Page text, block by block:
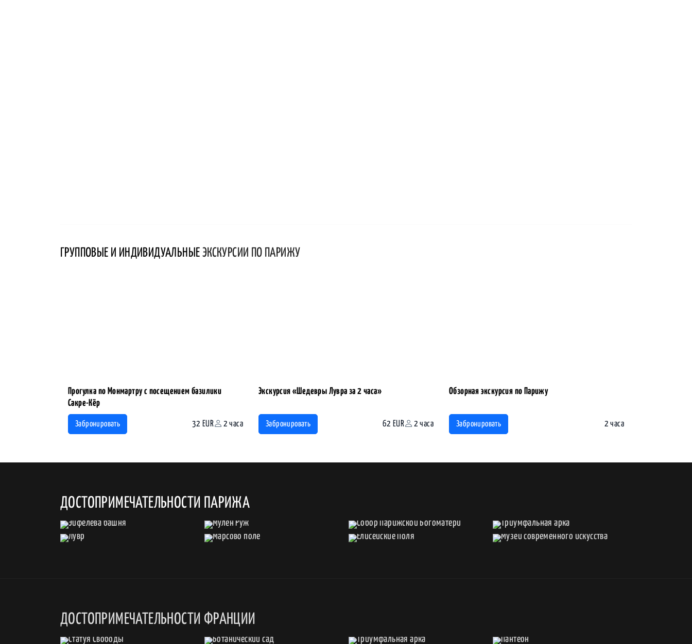
ГРУППОВЫЕ И ИНДИВИДУАЛЬНЫЕ ЭКСКУРСИИ ПО ПАРИЖУ
Прогулка по Монмартру с посещением базилики
Сакре-Кёр
Забронировать 32 EUR 2 часа
Экскурсия «Шедевры Лувра за 2 часа»
Забронировать 62 EUR 2 часа
Обзорная экскурсия по Парижу
Забронировать 2 часа
ДОСТОПРИМЕЧАТЕЛЬНОСТИ ПАРИЖА
ДОСТОПРИМЕЧАТЕЛЬНОСТИ ФРАНЦИИ